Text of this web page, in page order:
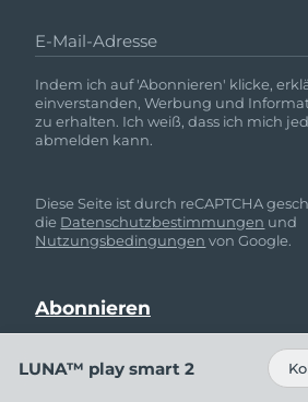
E-Mail-Adresse
Indem ich auf 'Abonnieren' klicke,
einverstanden, Werbung und
zu erhalten. Ich weiß, dass ich mich
abmelden kann.
Diese Seite ist durch reCAPTCHA
die Datenschutzbestimmungen und
Nutzungsbedingungen von Google.
LUNA™ play smart 2